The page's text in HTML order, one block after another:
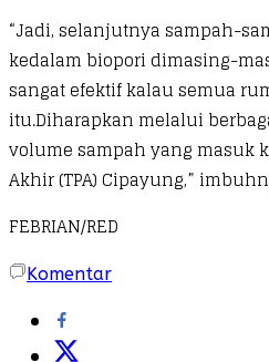
“Jadi, selanjutnya sampah-
kedalam biopori dimasing-
sangat efektif kalau semua
itu.Diharapkan melalui
volume sampah yang masuk
Akhir (TPA) Cipayung,”
FEBRIAN/RED
Komentar